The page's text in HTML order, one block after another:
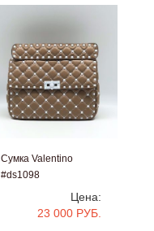
Сумка Valentino
#ds1098
Цена:
23 000 РУБ.